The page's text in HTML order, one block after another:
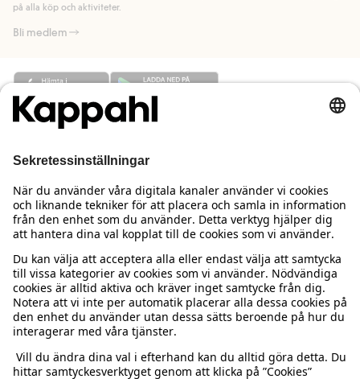
på alla köp och aktiviteter.
Bli medlem
Behöver du hjälp?
Kundservice
Vanliga frågor
Beställning & retur
Kontakta oss
Hitta butik
Kappahl Club
Logga in
Kappahl Club
Medlemsvillkor
Om oss
Om Kappahl Group
Villkor & policy
Köpvillkor Sverige
Mer från oss